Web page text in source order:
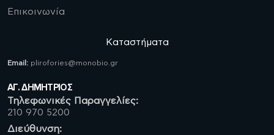
Επικοινωνία
Καταστήματα
Email: plirofories@monobio.gr
ΑΓ. ΔΗΜΗΤΡΙΟΣ
Τηλεφωνικές Παραγγελίες:
210 970 5200
Διεύθυνση: